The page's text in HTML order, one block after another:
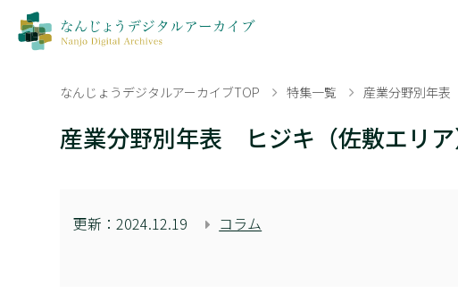
なんじょうデジタルアーカイブTOP 特集一覧 産業分野別年表
産業分野別年表 ヒジキ（佐敷エリア
更新：2024.12.19 コラム